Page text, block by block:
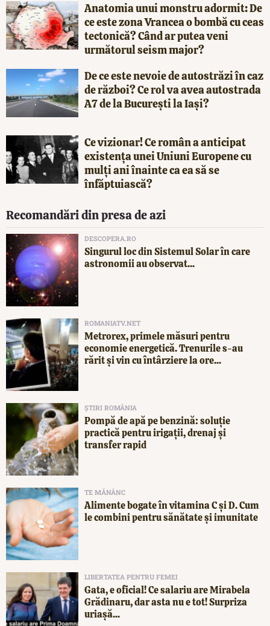
Anatomia unui monstru adormit: De
ce este zona Vrancea o bombă cu ceas
tectonică? Când ar putea veni
următorul seism major?
De ce este nevoie de autostrăzi în caz
de război? Ce rol va avea autostrada
A7 de la București la Iași?
Ce vizionar! Ce român a anticipat
existența unei Uniuni Europene cu
mulți ani înainte ca ea să se
înfăptuiască?
Recomandări din presa de azi
DESCOPERA.RO
Singurul loc din Sistemul Solar în care
astronomii au observat...
ROMANIATV.NET
Metrorex, primele măsuri pentru
economie energetică. Trenurile s-au
rărit și vin cu întârziere la ore...
ȘTIRI ROMÂNIA
Pompă de apă pe benzină: soluție
practică pentru irigații, drenaj și
transfer rapid
TE MĂNÂNC
Alimente bogate în vitamina C și D. Cum
le combini pentru sănătate și imunitate
LIBERTATEA PENTRU FEMEI
Gata, e oficial! Ce salariu are Mirabela
Grădinaru, dar asta nu e tot! Surpriza
uriașă...